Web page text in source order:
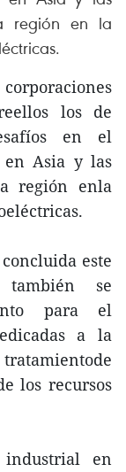
región en la
los de
en el
en Asia y las
región enla
este
también se
para el
a la
los recursos
en